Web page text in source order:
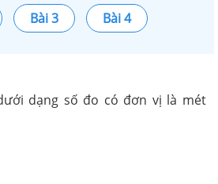
Bài 3 Bài 4
dạng số đo có đơn vị là mét